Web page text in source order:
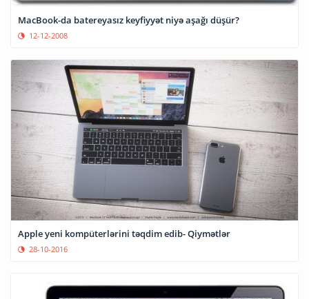
MacBook-da batereyasız keyfiyyət niyə aşağı düşür?
12-12-2008
Apple yeni kompüterlərini təqdim edib- Qiymətlər
28-10-2016